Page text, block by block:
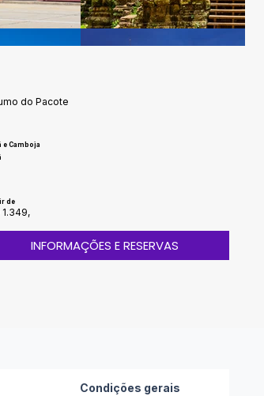
do Pacote
e Camboja
de
1.349,
INFORMAÇÕES E RESERVAS
Condições gerais